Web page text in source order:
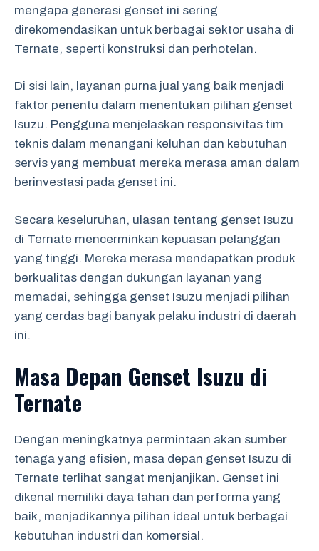
mengapa generasi genset ini sering
direkomendasikan untuk berbagai sektor usaha di
Ternate, seperti konstruksi dan perhotelan.
Di sisi lain, layanan purna jual yang baik menjadi
faktor penentu dalam menentukan pilihan genset
Isuzu. Pengguna menjelaskan responsivitas tim
teknis dalam menangani keluhan dan kebutuhan
servis yang membuat mereka merasa aman dalam
berinvestasi pada genset ini.
Secara keseluruhan, ulasan tentang genset Isuzu
di Ternate mencerminkan kepuasan pelanggan
yang tinggi. Mereka merasa mendapatkan produk
berkualitas dengan dukungan layanan yang
memadai, sehingga genset Isuzu menjadi pilihan
yang cerdas bagi banyak pelaku industri di daerah
ini.
Masa Depan Genset Isuzu di
Ternate
Dengan meningkatnya permintaan akan sumber
tenaga yang efisien, masa depan genset Isuzu di
Ternate terlihat sangat menjanjikan. Genset ini
dikenal memiliki daya tahan dan performa yang
baik, menjadikannya pilihan ideal untuk berbagai
kebutuhan industri dan komersial.